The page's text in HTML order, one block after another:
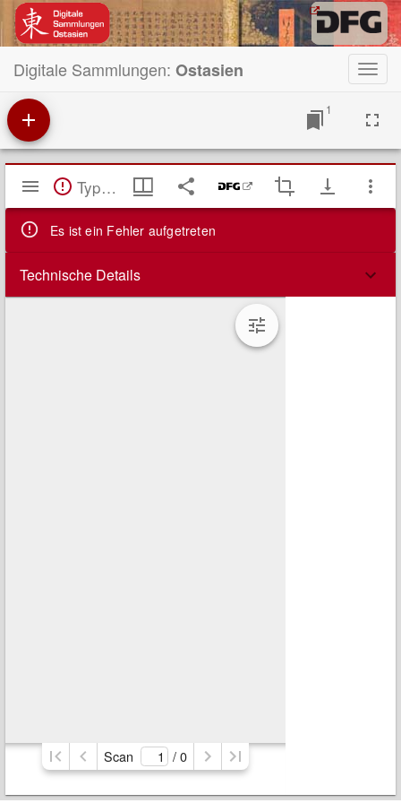
Digitale Sammlungen: Ostasien
1
Mirador
Viewer TypeError: Failed to fetch
Es ist ein Fehler aufgetreten
Technische Details
Scan / 0